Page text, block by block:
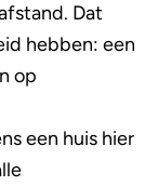
Dat
hebben: een
op
een huis hier